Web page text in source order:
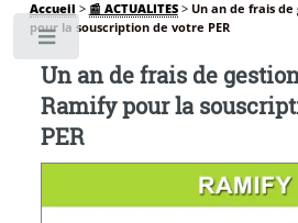
Accueil > 📰 ACTUALITES> Un an de frais
pour la souscription de votre PER
Un an de frais de
Ramify pour la
PER
Toggle